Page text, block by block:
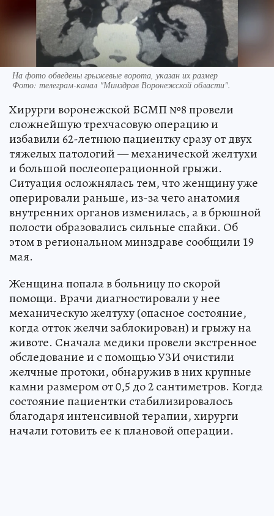
На фото обведены грыжевые ворота, указан их размер
Фото: телеграм-канал "Минздрав Воронежской области".
Хирурги воронежской БСМП №8 провели
сложнейшую трехчасовую операцию и
избавили 62-летнюю пациентку сразу от двух
тяжелых патологий — механической желтухи
и большой послеоперационной грыжи.
Ситуация осложнялась тем, что женщину уже
оперировали раньше, из-за чего анатомия
внутренних органов изменилась, а в брюшной
полости образовались сильные спайки. Об
этом в региональном минздраве сообщили 19
мая.
Женщина попала в больницу по скорой
помощи. Врачи диагностировали у нее
механическую желтуху (опасное состояние,
когда отток желчи заблокирован) и грыжу на
животе. Сначала медики провели экстренное
обследование и с помощью УЗИ очистили
желчные протоки, обнаружив в них крупные
камни размером от 0,5 до 2 сантиметров. Когда
состояние пациентки стабилизировалось
благодаря интенсивной терапии, хирурги
начали готовить ее к плановой операции.